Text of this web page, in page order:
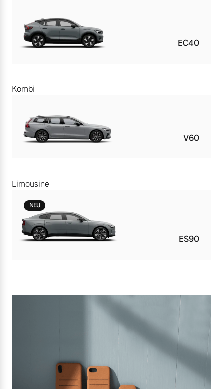
EC40
Kombi
V60
Limousine
NEU
ES90